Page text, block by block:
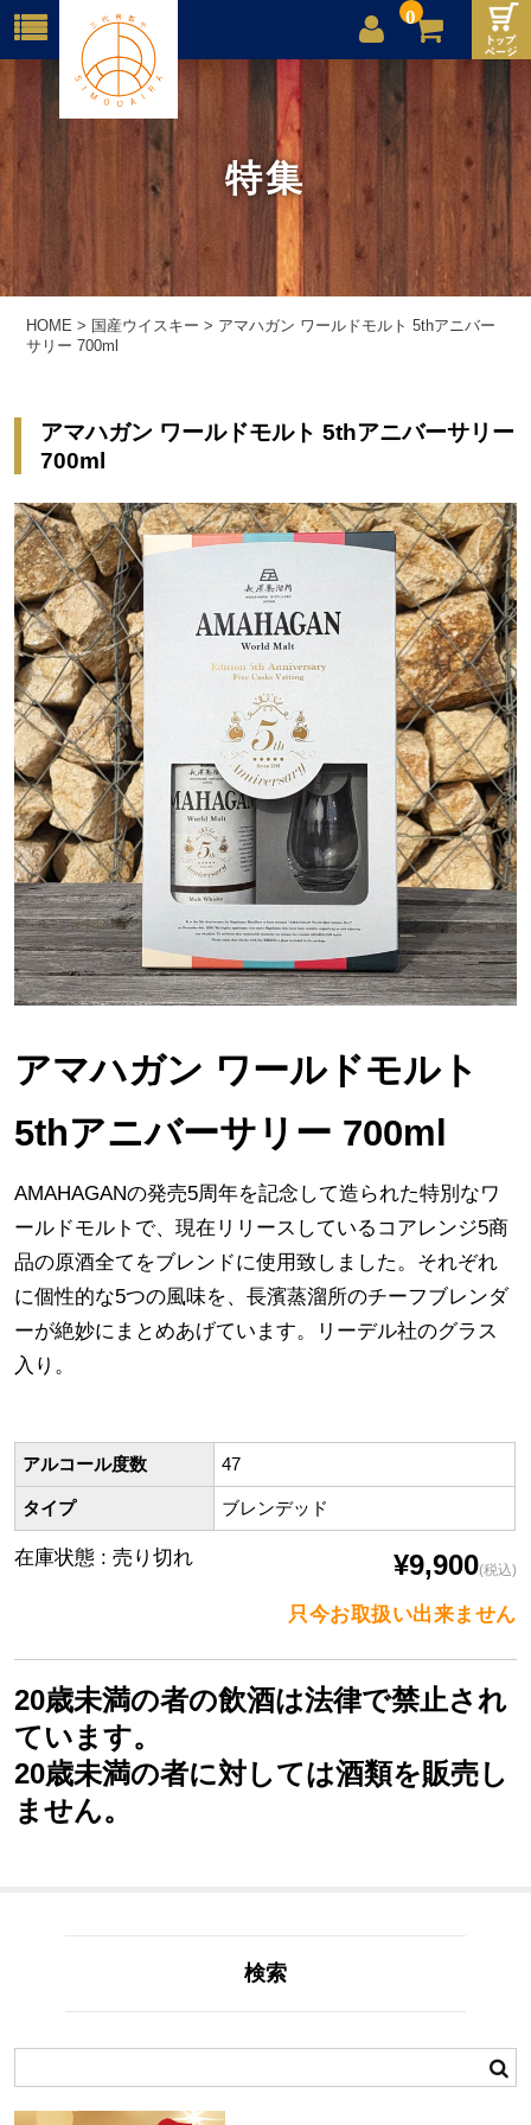
0
店舗案内
ご利用案内
送料
お問合せ
特集
HOME > 国産ウイスキー > アマハガン ワールドモルト 5thアニバー
サリー 700ml
アマハガン ワールドモルト 5thアニバーサリー
700ml
アマハガン ワールドモルト
5thアニバーサリー 700ml
AMAHAGANの発売5周年を記念して造られた特別なワ
ールドモルトで、現在リリースしているコアレンジ5商
品の原酒全てをブレンドに使用致しました。それぞれ
に個性的な5つの風味を、長濱蒸溜所のチーフブレンダ
ーが絶妙にまとめあげています。リーデル社のグラス
入り。
アルコール度数 47
タイプ ブレンデッド
在庫状態 : 売り切れ ¥9,900(税込)
只今お取扱い出来ません
20歳未満の者の飲酒は法律で禁止され
ています。
20歳未満の者に対しては酒類を販売し
ません。
検索